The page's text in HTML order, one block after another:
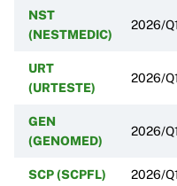
NST
(NESTMEDIC)
2026/Q1
URT
(URTESTE)
2026/Q1
GEN
(GENOMED)
2026/Q1
SCP (SCPFL) 2026/Q1